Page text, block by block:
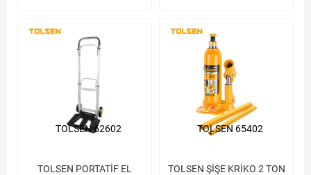
TOLSEN PORTATİF EL
TOLSEN 62602
TOLSEN ŞİŞE KRİKO 2 TON
TOLSEN 65402